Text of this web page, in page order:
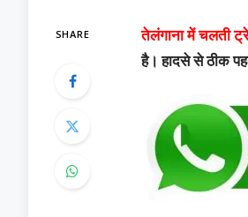
SHARE तेलंगाना में चलती
है। हादसे से ठीक